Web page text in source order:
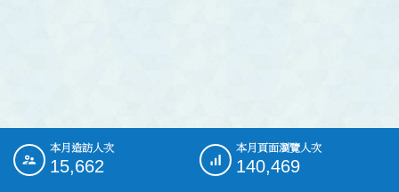
::: 本月造訪人次
15,662
本月頁面瀏覽人次
140,469